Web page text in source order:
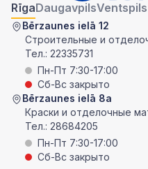
RīgaDaugavpilsVentspils
Bērzaunes ielā 12
Строительные и
Тел.: 22335731
Пн-Пт 7:30-17:00
Сб-Вс закрыто
Bērzaunes ielā 8a
Краски и отделочные
Тел.: 28684205
Пн-Пт 7:30-17:00
Сб-Вс закрыто